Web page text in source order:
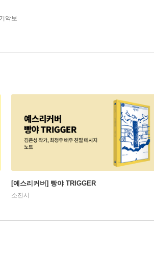
악보
[예스리커버] 빵야 TRIGGER
소진시